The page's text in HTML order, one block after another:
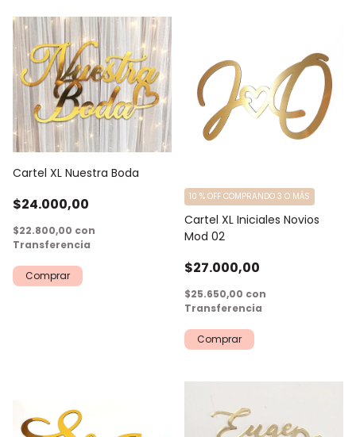
Cartel XL Nuestra Boda
$24.000,00
$22.800,00 con
Transferencia
Comprar
Cartel XL Iniciales Novios
Mod 02
$27.000,00
10 % OFF COMPRANDO 3 O MÁS
$25.650,00 con
Transferencia
Comprar